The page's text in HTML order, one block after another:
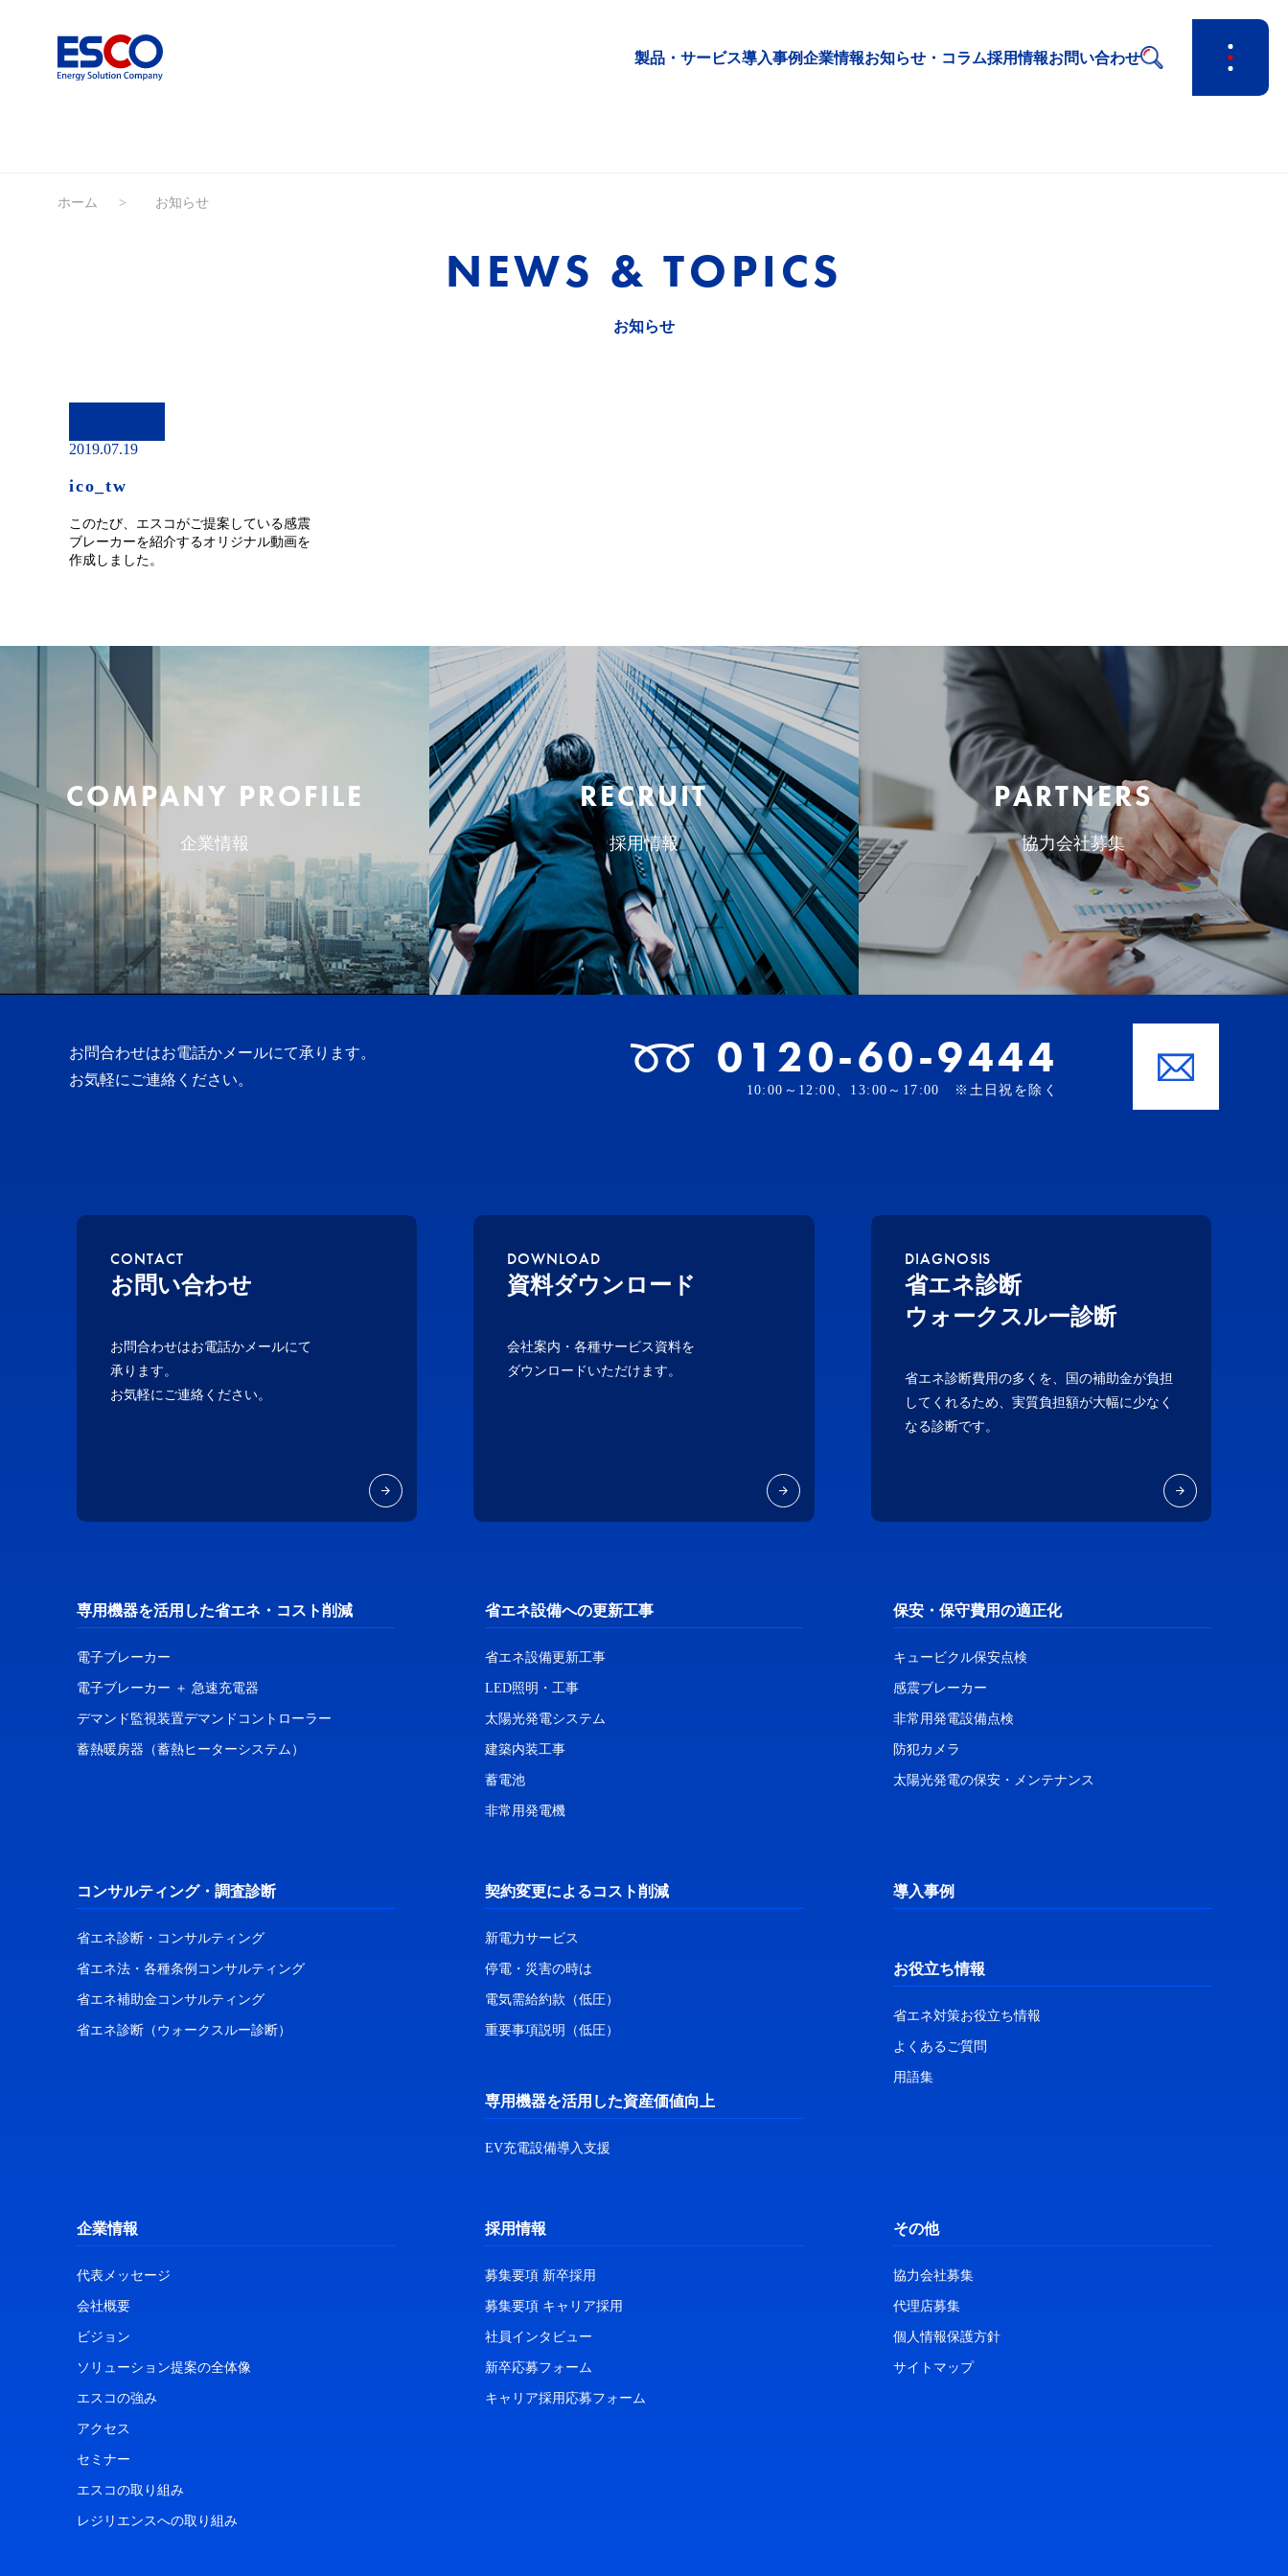
製品・サービス導入事例企業情報お知らせ・コラム採用情報お問い合わせ
ホーム お知らせ
NEWS & TOPICS
お知らせ
2019.07.19
ico_tw
このたび、エスコがご提案している感震
ブレーカーを紹介するオリジナル動画を
作成しました。
COMPANY PROFILE
企業情報
RECRUIT
採用情報
PARTNERS
協力会社募集
お問合わせはお電話かメールにて承ります。
お気軽にご連絡ください。
0120-60-9444
10:00～12:00、13:00～17:00 ※土日祝を除く
CONTACT
お問い合わせ
お問合わせはお電話かメールにて
承ります。
お気軽にご連絡ください。
DOWNLOAD
資料ダウンロード
会社案内・各種サービス資料を
ダウンロードいただけます。
DIAGNOSIS
省エネ診断
ウォークスルー診断
省エネ診断費用の多くを、国の補助金が負担
してくれるため、実質負担額が大幅に少なく
なる診断です。
専用機器を活用した省エネ・コスト削減
電子ブレーカー
電子ブレーカー ＋ 急速充電器
デマンド監視装置デマンドコントローラー
蓄熱暖房器（蓄熱ヒーターシステム）
省エネ設備への更新工事
省エネ設備更新工事
LED照明・工事
太陽光発電システム
建築内装工事
蓄電池
非常用発電機
保安・保守費用の適正化
キュービクル保安点検
感震ブレーカー
非常用発電設備点検
防犯カメラ
太陽光発電の保安・メンテナンス
コンサルティング・調査診断
省エネ診断・コンサルティング
省エネ法・各種条例コンサルティング
省エネ補助金コンサルティング
省エネ診断（ウォークスルー診断）
契約変更によるコスト削減
新電力サービス
停電・災害の時は
電気需給約款（低圧）
重要事項説明（低圧）
専用機器を活用した資産価値向上
EV充電設備導入支援
導入事例
お役立ち情報
省エネ対策お役立ち情報
よくあるご質問
用語集
企業情報
代表メッセージ
会社概要
ビジョン
ソリューション提案の全体像
エスコの強み
アクセス
セミナー
エスコの取り組み
レジリエンスへの取り組み
採用情報
募集要項 新卒採用
募集要項 キャリア採用
社員インタビュー
新卒応募フォーム
キャリア採用応募フォーム
その他
協力会社募集
代理店募集
個人情報保護方針
サイトマップ